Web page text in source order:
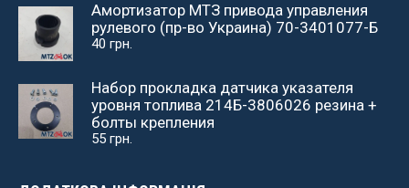
Амортизатор МТЗ привода управления
рулевого (пр-во Украина) 70-3401077-Б
40 грн.
Набор прокладка датчика указателя
уровня топлива 214Б-3806026 резина +
болты крепления
55 грн.